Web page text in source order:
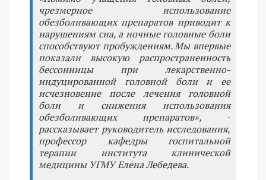
чрезмерное использование
обезболивающих препаратов приводит к
нарушениям сна, а ночные головные боли
способствуют пробуждениям. Мы впервые
показали высокую распространенность
бессонницы при лекарственно-
индуцированной головной боли и ее
исчезновение после лечения головной
боли и снижения использования
обезболивающих препаратов», -
рассказывает руководитель исследования,
профессор кафедры госпитальной
терапии института клинической
медицины УГМУ Елена Лебедева.